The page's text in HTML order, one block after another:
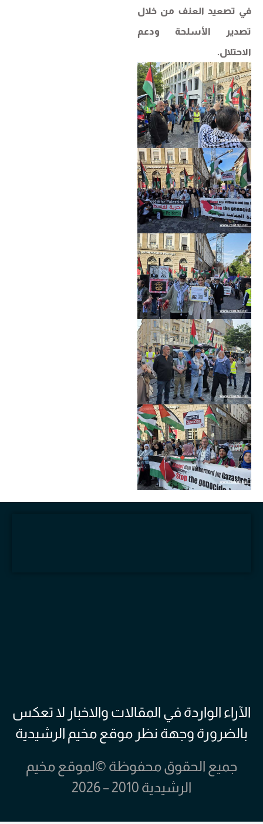
في تصعيد العنف من خلال
تصدير الأسلحة ودعم
الاحتلال.
الآراء الواردة في المقالات والاخبار لا تعكس
بالضرورة وجهة نظر موقع مخيم الرشيدية
جميع الحقوق محفوظة ©لموقع مخيم
الرشيدية 2010 – 2026